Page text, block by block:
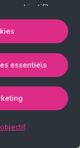
objectif?
fonctionnalité et
accepte
essentiels